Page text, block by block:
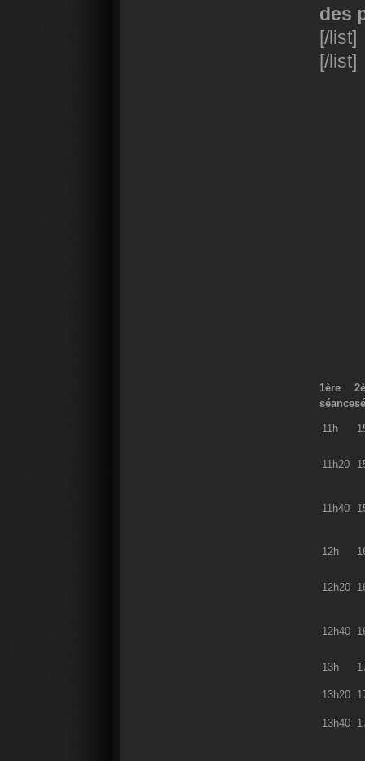
des
[/list]
[/list]
1ère
séance
11h
11h20
11h40
12h
12h20
12h40
13h
13h20
13h40